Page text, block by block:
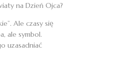
na Dzień Ojca?
Ale czasy się
ale symbol.
uzasadniać